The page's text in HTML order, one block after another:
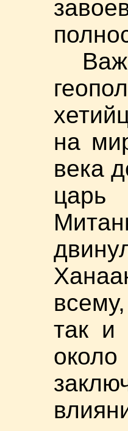
на
века
царь
так и